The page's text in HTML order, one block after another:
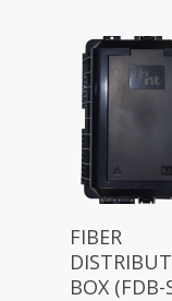
FIBER
BOX (FDB-